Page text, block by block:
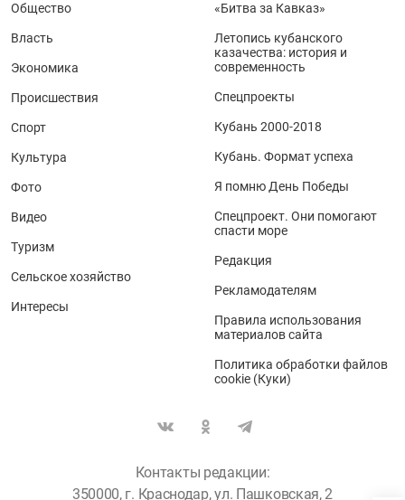
Общество
Власть
Экономика
Происшествия
Спорт
Культура
Фото
Видео
Туризм
Сельское хозяйство
Интересы
«Битва за Кавказ»
Летопись кубанского
казачества: история и
современность
Спецпроекты
Кубань 2000-2018
Кубань. Формат успеха
Я помню День Победы
Спецпроект. Они помогают
спасти море
Редакция
Рекламодателям
Правила использования
материалов сайта
Политика обработки файлов
cookie (Куки)
Контакты редакции:
350000, г. Краснодар, ул. Пашковская, 2